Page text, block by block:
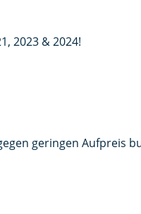
2023 & 2024!
geringen Aufpreis